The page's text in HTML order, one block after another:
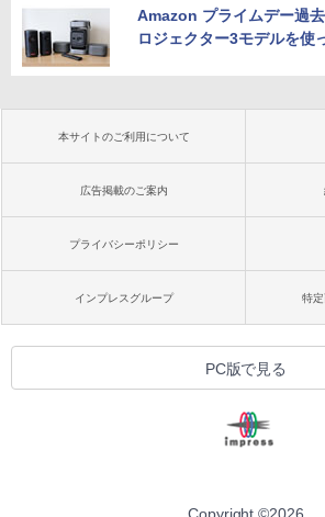
Amazon プライムデー過
ロジェクター3モデルを使
本サイトのご利用について
広告掲載のご案内
プライバシーポリシー
インプレスグループ 特
PC版で見る
Copyright ©2026